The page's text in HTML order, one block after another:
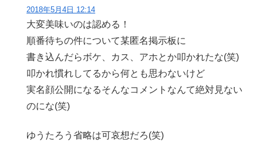
2018年5月4日 12:14
大変美味いのは認める！
順番待ちの件について某匿名掲示板に
書き込んだらボケ、カス、アホとか叩かれたな(笑)
叩かれ慣れしてるから何とも思わないけど
実名顔公開になるそんなコメントなんて絶対見ない
のにな(笑)
ゆうたろう省略は可哀想だろ(笑)